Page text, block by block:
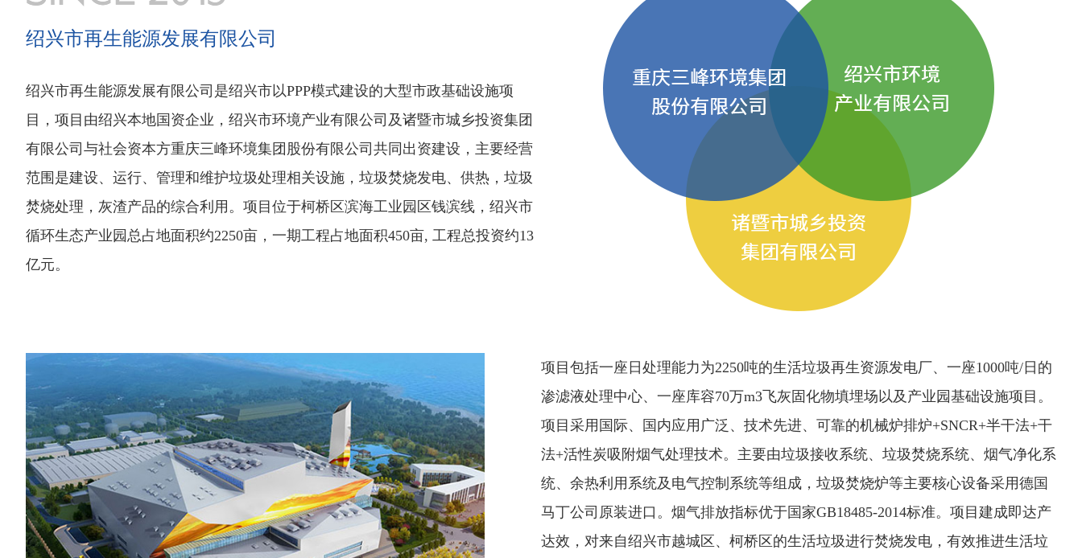
绍兴市再生能源发展有限公司
绍兴市再生能源发展有限公司是绍兴市以PPP模式建设的大型市政基础设施项
目，项目由绍兴本地国资企业，绍兴市环境产业有限公司及诸暨市城乡投资集团
有限公司与社会资本方重庆三峰环境集团股份有限公司共同出资建设，主要经营
范围是建设、运行、管理和维护垃圾处理相关设施，垃圾焚烧发电、供热，垃圾
焚烧处理，灰渣产品的综合利用。项目位于柯桥区滨海工业园区钱滨线，绍兴市
循环生态产业园总占地面积约2250亩，一期工程占地面积450亩, 工程总投资约13
亿元。
项目包括一座日处理能力为2250吨的生活垃圾再生资源发电厂、一座1000吨/日的
渗滤液处理中心、一座库容70万m3飞灰固化物填埋场以及产业园基础设施项目。
项目采用国际、国内应用广泛、技术先进、可靠的机械炉排炉+SNCR+半干法+干
法+活性炭吸附烟气处理技术。主要由垃圾接收系统、垃圾焚烧系统、烟气净化系
统、余热利用系统及电气控制系统等组成，垃圾焚烧炉等主要核心设备采用德国
马丁公司原装进口。烟气排放指标优于国家GB18485-2014标准。项目建成即达产
达效，对来自绍兴市越城区、柯桥区的生活垃圾进行焚烧发电，有效推进生活垃